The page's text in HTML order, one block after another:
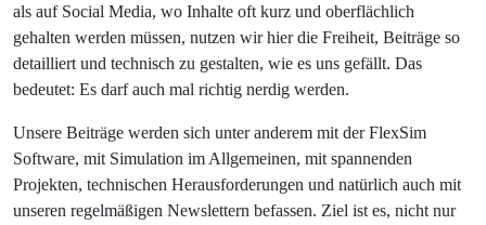
als auf Social Media, wo Inhalte oft kurz und oberflächlich
gehalten werden müssen, nutzen wir hier die Freiheit, Beiträge so
detailliert und technisch zu gestalten, wie es uns gefällt. Das
bedeutet: Es darf auch mal richtig nerdig werden.
Unsere Beiträge werden sich unter anderem mit der FlexSim
Software, mit Simulation im Allgemeinen, mit spannenden
Projekten, technischen Herausforderungen und natürlich auch mit
unseren regelmäßigen Newslettern befassen. Ziel ist es, nicht nur